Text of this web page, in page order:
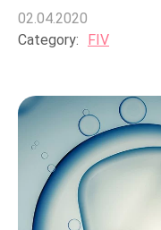
02.04.2020
Category:
FIV